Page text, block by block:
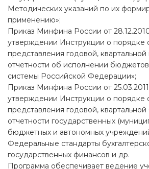
Методических указаний по их
применению»;
Приказ Минфина России от
утверждении Инструкции о порядке
представления годовой,
отчетности об исполнении
системы Российской Федерации»;
Приказ Минфина России от
утверждении Инструкции о порядке
представления годовой, квартальной
отчетности государственных
бюджетных и автономных
Федеральные стандарты
государственных финансов и др.
Программа обеспечивает ведение